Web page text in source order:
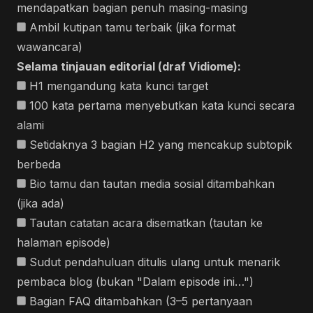
mendapatkan bagian penuh masing-masing
Ambil kutipan tamu terbaik (jika format
wawancara)
Selama tinjauan editorial (draf Vidiome):
H1 mengandung kata kunci target
100 kata pertama menyebutkan kata kunci secara
alami
Setidaknya 3 bagian H2 yang mencakup subtopik
berbeda
Bio tamu dan tautan media sosial ditambahkan
(jika ada)
Tautan catatan acara disematkan (tautan ke
halaman episode)
Sudut pendahuluan ditulis ulang untuk menarik
pembaca blog (bukan "Dalam episode ini…")
Bagian FAQ ditambahkan (3–5 pertanyaan